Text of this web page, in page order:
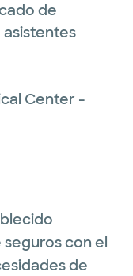
de
Center -
con el
de